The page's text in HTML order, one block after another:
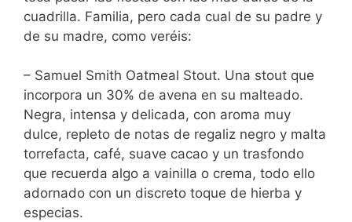
cuadrilla. Familia, pero cada cual de su padre y
de su madre, como veréis:
– Samuel Smith Oatmeal Stout. Una stout que
incorpora un 30% de avena en su malteado.
Negra, intensa y delicada, con aroma muy
dulce, repleto de notas de regaliz negro y malta
torrefacta, café, suave cacao y un trasfondo
que recuerda algo a vainilla o crema, todo ello
adornado con un discreto toque de hierba y
especias.